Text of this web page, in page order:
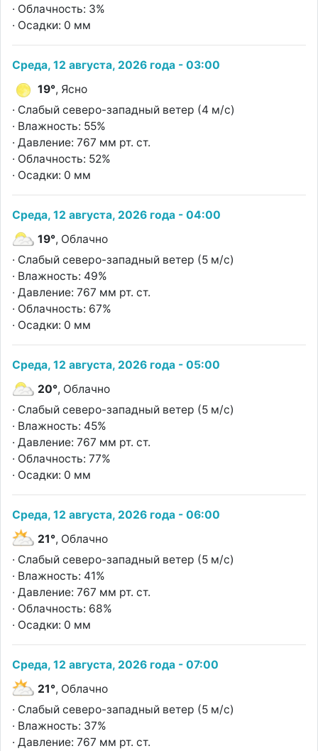
· Облачность: 3%
· Осадки: 0 мм
Среда, 12 августа, 2026 года - 03:00
19°, Ясно
· Слабый северо-западный ветер (4 м/с)
· Влажность: 55%
· Давление: 767 мм рт. ст.
· Облачность: 52%
· Осадки: 0 мм
Среда, 12 августа, 2026 года - 04:00
19°, Облачно
· Слабый северо-западный ветер (5 м/с)
· Влажность: 49%
· Давление: 767 мм рт. ст.
· Облачность: 67%
· Осадки: 0 мм
Среда, 12 августа, 2026 года - 05:00
20°, Облачно
· Слабый северо-западный ветер (5 м/с)
· Влажность: 45%
· Давление: 767 мм рт. ст.
· Облачность: 77%
· Осадки: 0 мм
Среда, 12 августа, 2026 года - 06:00
21°, Облачно
· Слабый северо-западный ветер (5 м/с)
· Влажность: 41%
· Давление: 767 мм рт. ст.
· Облачность: 68%
· Осадки: 0 мм
Среда, 12 августа, 2026 года - 07:00
21°, Облачно
· Слабый северо-западный ветер (5 м/с)
· Влажность: 37%
· Давление: 767 мм рт. ст.